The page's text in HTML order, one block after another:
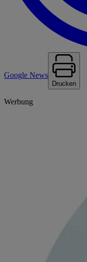
Google News
Drucken
Werbung